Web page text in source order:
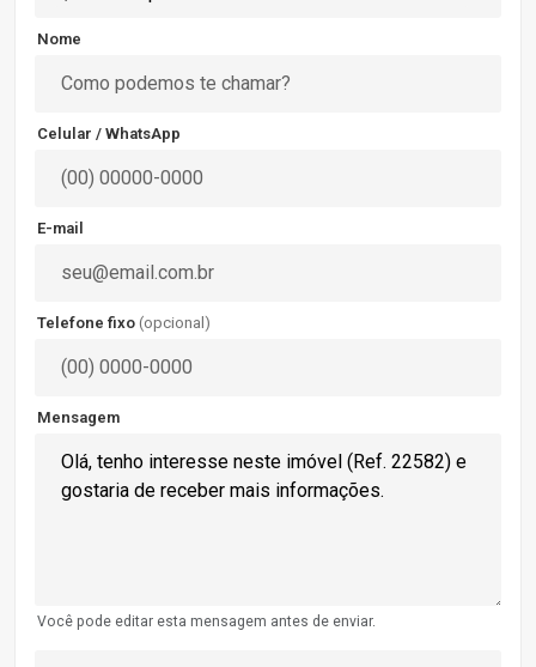
Nome
Celular / WhatsApp
E-mail
Telefone fixo (opcional)
Mensagem
Você pode editar esta mensagem antes de enviar.